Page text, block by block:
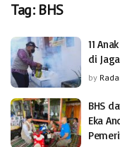
Tag: BHS
11
di
by
BHS
Eka